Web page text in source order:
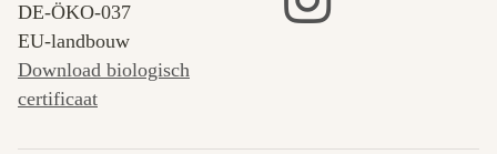
DE‑ÖKO‑037
EU-landbouw
Download biologisch
certificaat